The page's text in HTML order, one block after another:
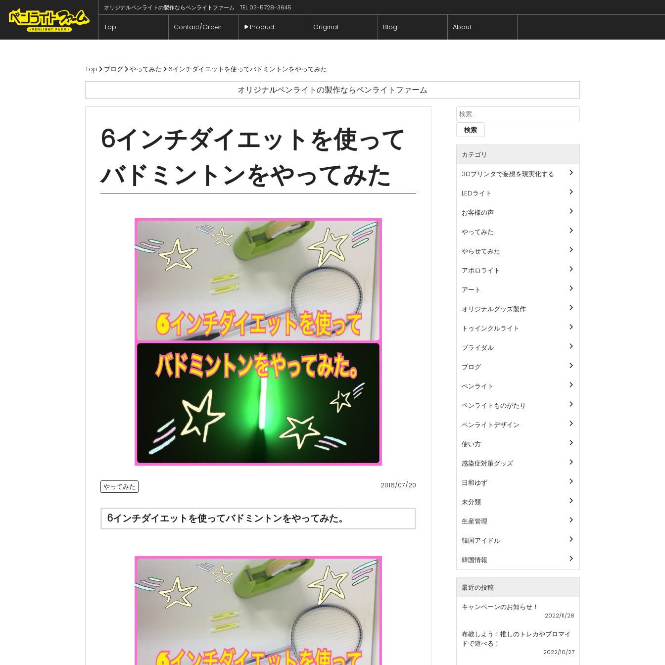
オリジナルペンライトの製作ならペンライトファーム TEL 03-5728-3645
Top Contact/Order Product Original Blog About
Top ブログ やってみた 6インチダイエットを使ってバドミントンをやってみた
オリジナルペンライトの製作ならペンライトファーム
6インチダイエットを使って
バドミントンをやってみた
やってみた 2016/07/20
6インチダイエットを使ってバドミントンをやってみた。
検
索:
カテゴリ
3Dプリンタで妄想を現実化する
LEDライト
お客様の声
やってみた
やらせてみた
アポロライト
アート
オリジナルグッズ製作
トゥインクルライト
ブライダル
ブログ
ペンライト
ペンライトものがたり
ペンライトデザイン
使い方
感染症対策グッズ
日和ゆず
未分類
生産管理
韓国アイドル
韓国情報
最近の投稿
キャンペーンのお知らせ！
2022/11/28
布教しよう！推しのトレカやブロマイ
ドで遊べる！
2022/10/27